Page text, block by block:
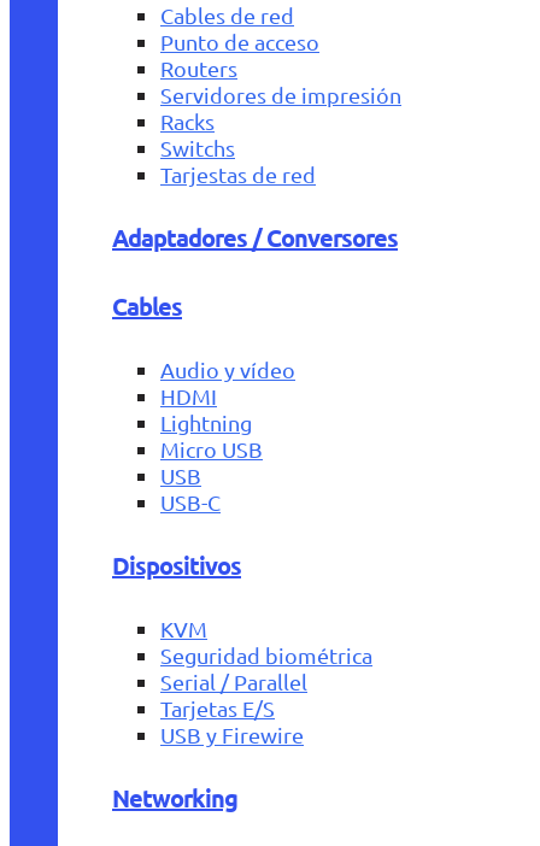
Cables de red
Punto de acceso
Routers
Servidores de impresión
Racks
Switchs
Tarjestas de red
Adaptadores / Conversores
Cables
Audio y vídeo
HDMI
Lightning
Micro USB
USB
USB-C
Dispositivos
KVM
Seguridad biométrica
Serial / Parallel
Tarjetas E/S
USB y Firewire
Networking